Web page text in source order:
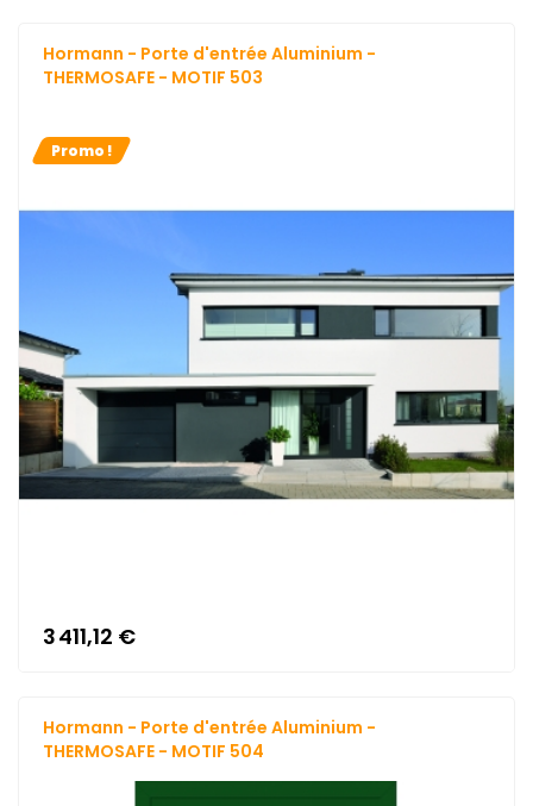
Hormann - Porte d'entrée Aluminium -
THERMOSAFE - MOTIF 503
Promo !
3 411,12 €
Hormann - Porte d'entrée Aluminium -
THERMOSAFE - MOTIF 504